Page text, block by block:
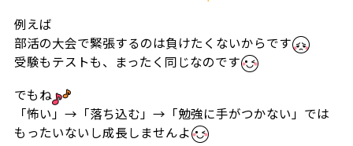
例えば
部活の大会で緊張するのは負けたくないからです
受験もテストも、まったく同じなのです
でもね
「怖い」→「落ち込む」→「勉強に手がつかない」では
もったいないし成長しませんよ